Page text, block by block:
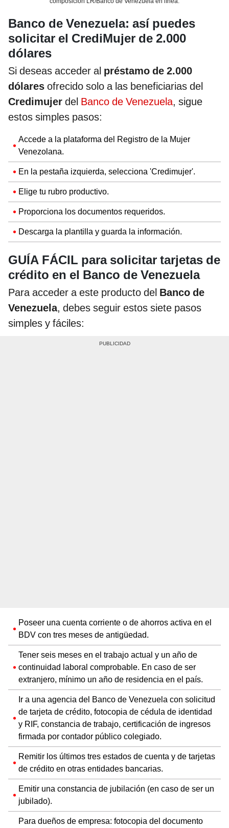
Banco de Venezuela: así puedes
solicitar el CrediMujer de 2.000
dólares
Si deseas acceder al préstamo de 2.000
dólares ofrecido solo a las beneficiarias del
Credimujer del Banco de Venezuela, sigue
estos simples pasos:
Accede a la plataforma del Registro de la Mujer
Venezolana.
En la pestaña izquierda, selecciona 'Credimujer'.
Elige tu rubro productivo.
Proporciona los documentos requeridos.
Descarga la plantilla y guarda la información.
GUÍA FÁCIL para solicitar tarjetas de
crédito en el Banco de Venezuela
Para acceder a este producto del Banco de
Venezuela, debes seguir estos siete pasos
simples y fáciles:
Poseer una cuenta corriente o de ahorros activa en el
BDV con tres meses de antigüedad.
Tener seis meses en el trabajo actual y un año de
continuidad laboral comprobable. En caso de ser
extranjero, mínimo un año de residencia en el país.
Ir a una agencia del Banco de Venezuela con solicitud
de tarjeta de crédito, fotocopia de cédula de identidad
y RIF, constancia de trabajo, certificación de ingresos
firmada por contador público colegiado.
Remitir los últimos tres estados de cuenta y de tarjetas
de crédito en otras entidades bancarias.
Emitir una constancia de jubilación (en caso de ser un
jubilado).
Para dueños de empresa: fotocopia del documento